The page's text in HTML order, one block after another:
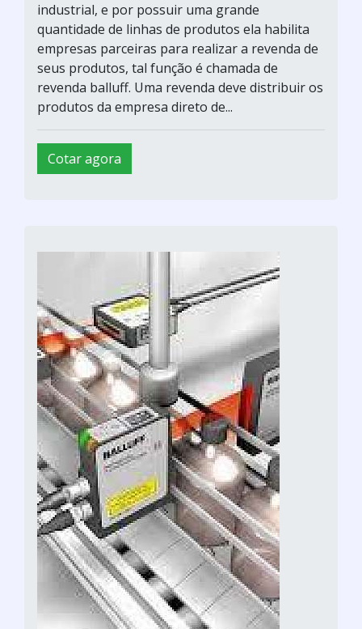
industrial, e por possuir uma grande
quantidade de linhas de produtos ela habilita
empresas parceiras para realizar a revenda de
seus produtos, tal função é chamada de
revenda balluff. Uma revenda deve distribuir os
produtos da empresa direto de...
Cotar agora